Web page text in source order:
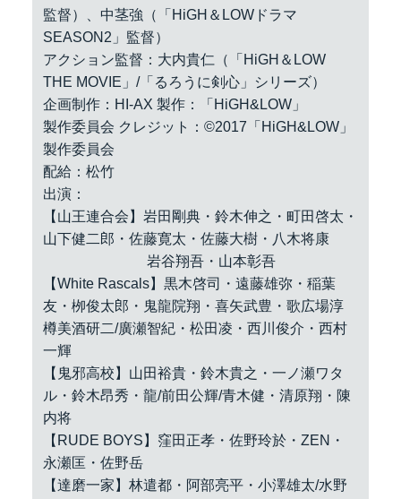
監督）、中茎強（「HiGH＆LOWドラマ
SEASON2」監督）
アクション監督：大内貴仁（「HiGH＆LOW
THE MOVIE」/「るろうに剣心」シリーズ）
企画制作：HI-AX 製作：「HiGH&LOW」
製作委員会 クレジット：©2017「HiGH&LOW」
製作委員会
配給：松竹
出演：
【山王連合会】岩田剛典・鈴木伸之・町田啓太・
山下健二郎・佐藤寛太・佐藤大樹・八木将康
岩谷翔吾・山本彰吾
【White Rascals】黒木啓司・遠藤雄弥・稲葉
友・栁俊太郎・鬼龍院翔・喜矢武豊・歌広場淳
樽美酒研二/廣瀬智紀・松田凌・西川俊介・西村
一輝
【鬼邪高校】山田裕貴・鈴木貴之・一ノ瀬ワタ
ル・鈴木昂秀・龍/前田公輝/青木健・清原翔・陳
内将
【RUDE BOYS】窪田正孝・佐野玲於・ZEN・
永瀬匡・佐野岳
【達磨一家】林遣都・阿部亮平・小澤雄太/水野